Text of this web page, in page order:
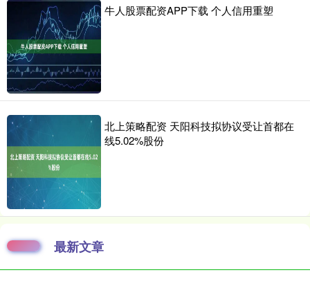
牛人股票配资APP下载 个人信用重塑
北上策略配资 天阳科技拟协议受让首都在
线5.02%股份
最新文章